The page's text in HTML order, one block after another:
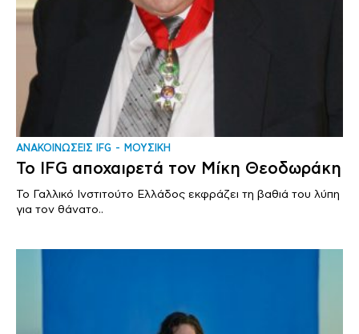
ΑΝΑΚΟΙΝΩΣΕΙΣ IFG ΜΟΥΣΙΚΗ
To IFG αποχαιρετά τον Μίκη Θεοδωράκη
Το Γαλλικό Ινστιτούτο Ελλάδος εκφράζει τη βαθιά του λύπη
για τον θάνατο..